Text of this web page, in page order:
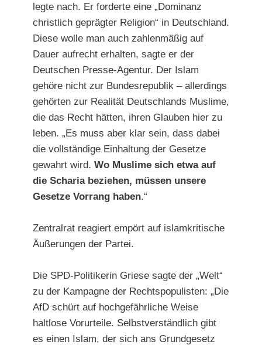
legte nach. Er forderte eine „Dominanz
christlich geprägter Religion“ in Deutschland.
Diese wolle man auch zahlenmäßig auf
Dauer aufrecht erhalten, sagte er der
Deutschen Presse-Agentur. Der Islam
gehöre nicht zur Bundesrepublik – allerdings
gehörten zur Realität Deutschlands Muslime,
die das Recht hätten, ihren Glauben hier zu
leben. „Es muss aber klar sein, dass dabei
die vollständige Einhaltung der Gesetze
gewahrt wird. Wo Muslime sich etwa auf
die Scharia beziehen, müssen unsere
Gesetze Vorrang haben.“
Zentralrat reagiert empört auf islamkritische
Äußerungen der Partei.
Die SPD-Politikerin Griese sagte der „Welt“
zu der Kampagne der Rechtspopulisten: „Die
AfD schürt auf hochgefährliche Weise
haltlose Vorurteile. Selbstverständlich gibt
es einen Islam, der sich ans Grundgesetz